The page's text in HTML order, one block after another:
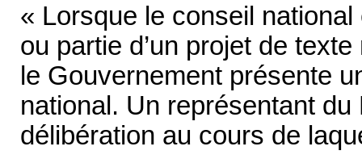
« Lorsque le conseil
ou partie d’un projet de
le Gouvernement présente
national. Un représentant
délibération au cours de